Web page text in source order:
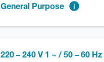
General Purpose
220 – 240 V 1 ~ / 50 – 60 Hz